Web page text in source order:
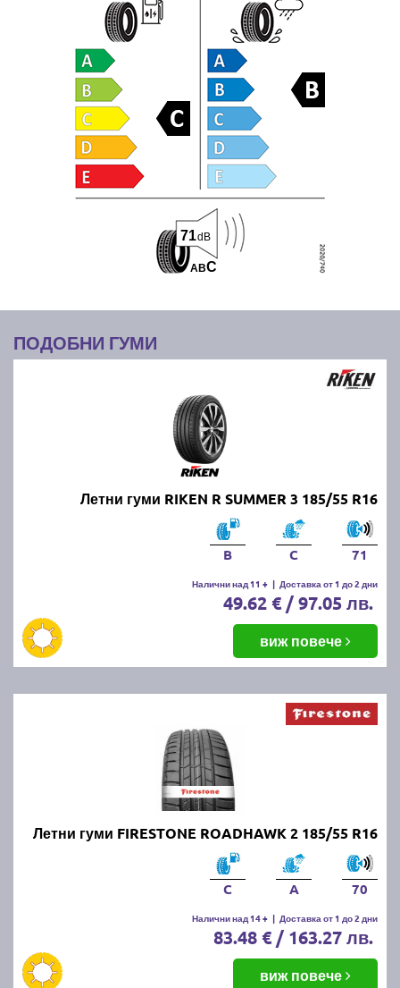
ABC
71dB
ПОДОБНИ ГУМИ
Летни гуми RIKEN R SUMMER 3 185/55 R16
B C 71
Налични над 11 + | Доставка от 1 до 2 дни
49.62 € / 97.05 лв.
виж повече
Летни гуми FIRESTONE ROADHAWK 2 185/55 R16
C A 70
Налични над 14 + | Доставка от 1 до 2 дни
83.48 € / 163.27 лв.
виж повече